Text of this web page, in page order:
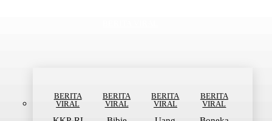
BERITA
VIRAL
BERITA
VIRAL
BERITA
VIRAL
BERITA
VIRAL